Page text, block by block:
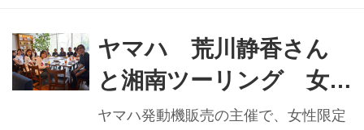
開催された。
ヤマハ 荒川静香さん
と湘南ツーリング 女性
ライダー勢ぞろい
ヤマハ発動機販売の主催で、女性限定